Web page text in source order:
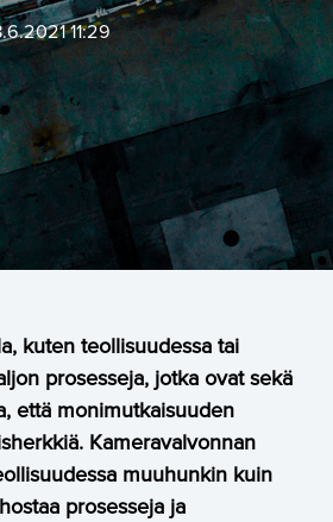
11:29
kuten teollisuudessa tai
prosesseja, jotka ovat sekä
että monimutkaisuuden
Kameravalvonnan
muuhunkin kuin
prosesseja ja